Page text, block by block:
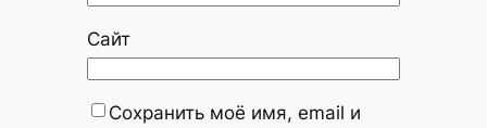
Сайт
Сохранить моё имя, email и